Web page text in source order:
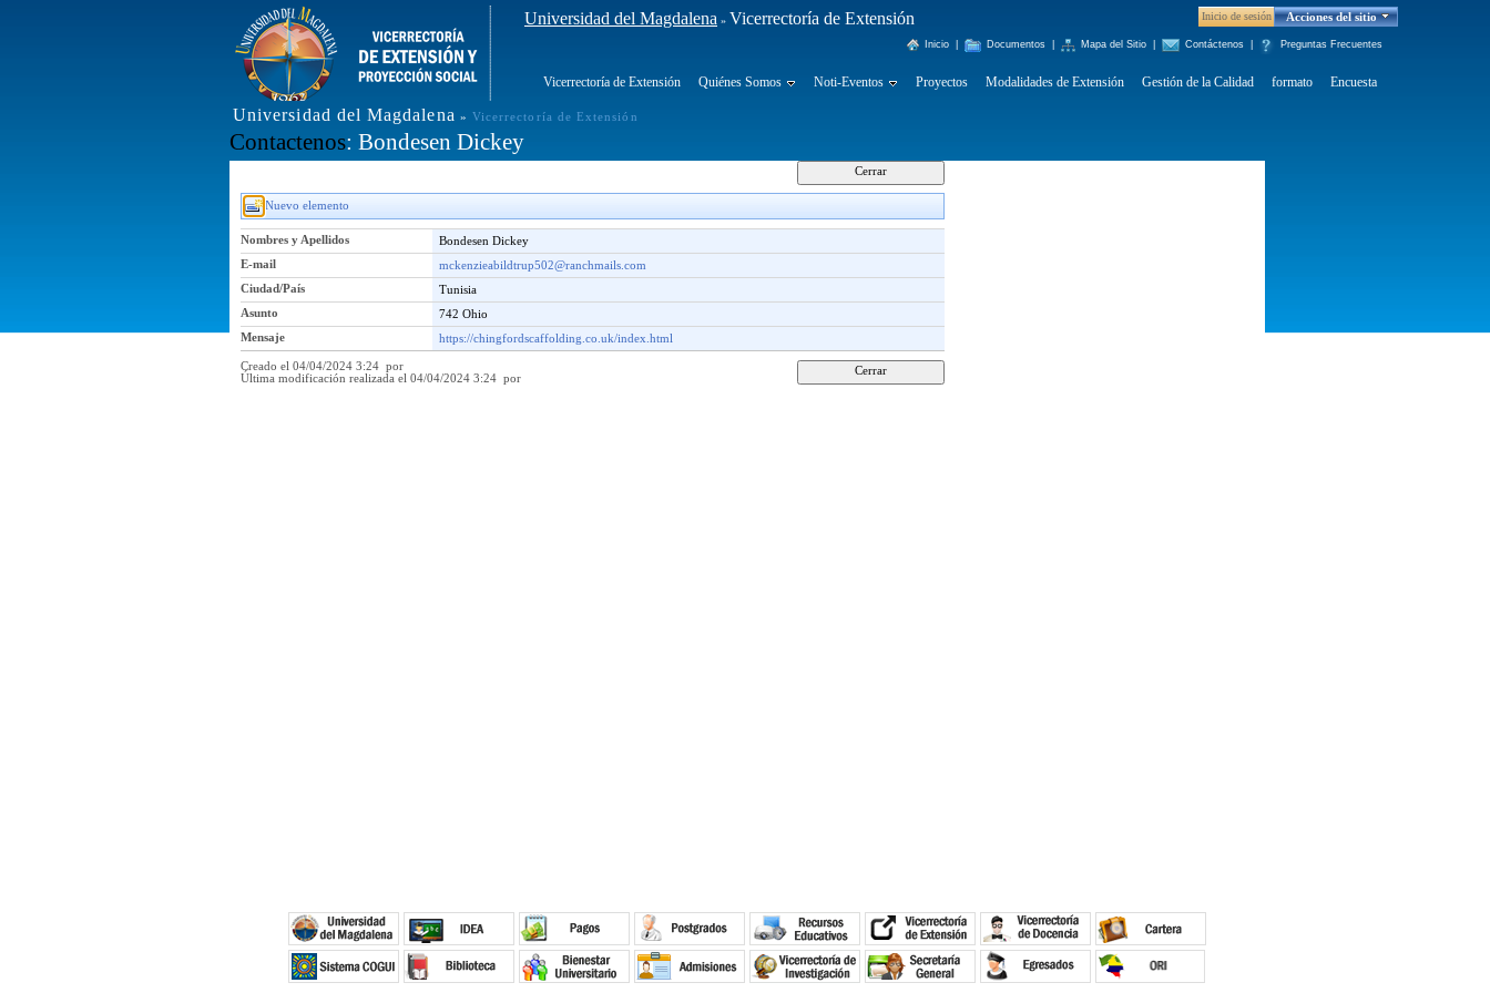
Universidad del Magdalena » Vicerrectoría de Extensión Inicio de sesión Acciones del sitio
Inicio Documentos Mapa del Sitio Contáctenos Preguntas Frecuentes
Vicerrectoría de Extensión Quiénes Somos Noti-Eventos Proyectos Modalidades de Extensión Gestión de la Calidad formato Encuesta
Universidad del Magdalena » Vicerrectoría de Extensión
Contactenos: Bondesen Dickey
Nuevo elemento
Nombres y Apellidos
Bondesen Dickey
E-mail
mckenzieabildtrup502@ranchmails.com
Ciudad/País
Tunisia
Asunto
742 Ohio
Mensaje
https://chingfordscaffolding.co.uk/index.html
Creado el 04/04/2024 3:24 por
Última modificación realizada el 04/04/2024 3:24 por